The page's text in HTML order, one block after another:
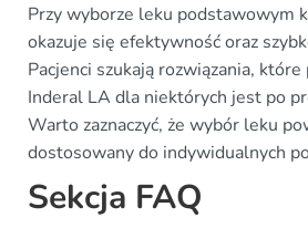
Przy wyborze leku podstawowym
okazuje się efektywność oraz
Pacjenci szukają rozwiązania,
Inderal LA dla niektórych jest po
Warto zaznaczyć, że wybór leku
dostosowany do indywidualnych
Sekcja FAQ